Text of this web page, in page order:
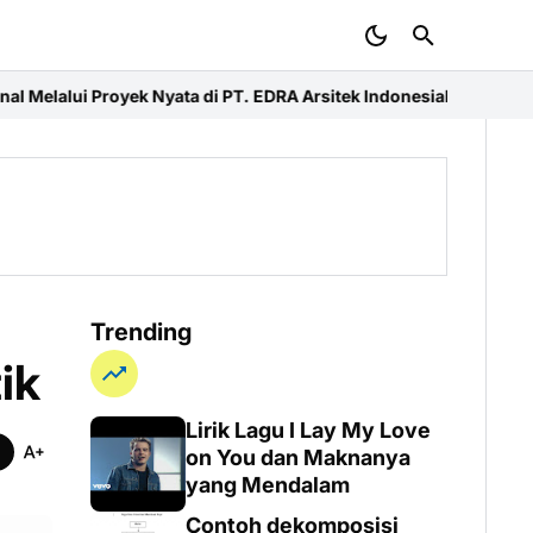
di PT. EDRA Arsitek IndonesiaMerdeka Ride 2026 dan
Trending
Lirik Lagu I Lay My Love
on You dan Maknanya
yang Mendalam
Contoh dekomposisi